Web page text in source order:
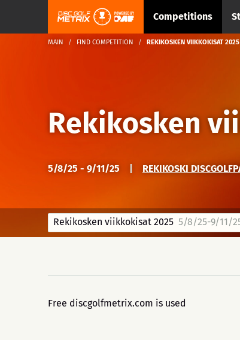
Competitions
MAIN FIND COMPETITION REKIKOSKEN VIIKKOKISAT 2025
Rekikosken
5/8/25 - 9/11/25 REKIKOSKI
Rekikosken viikkokisat 2025 5/8/25-9/11/
Free discgolfmetrix.com is used